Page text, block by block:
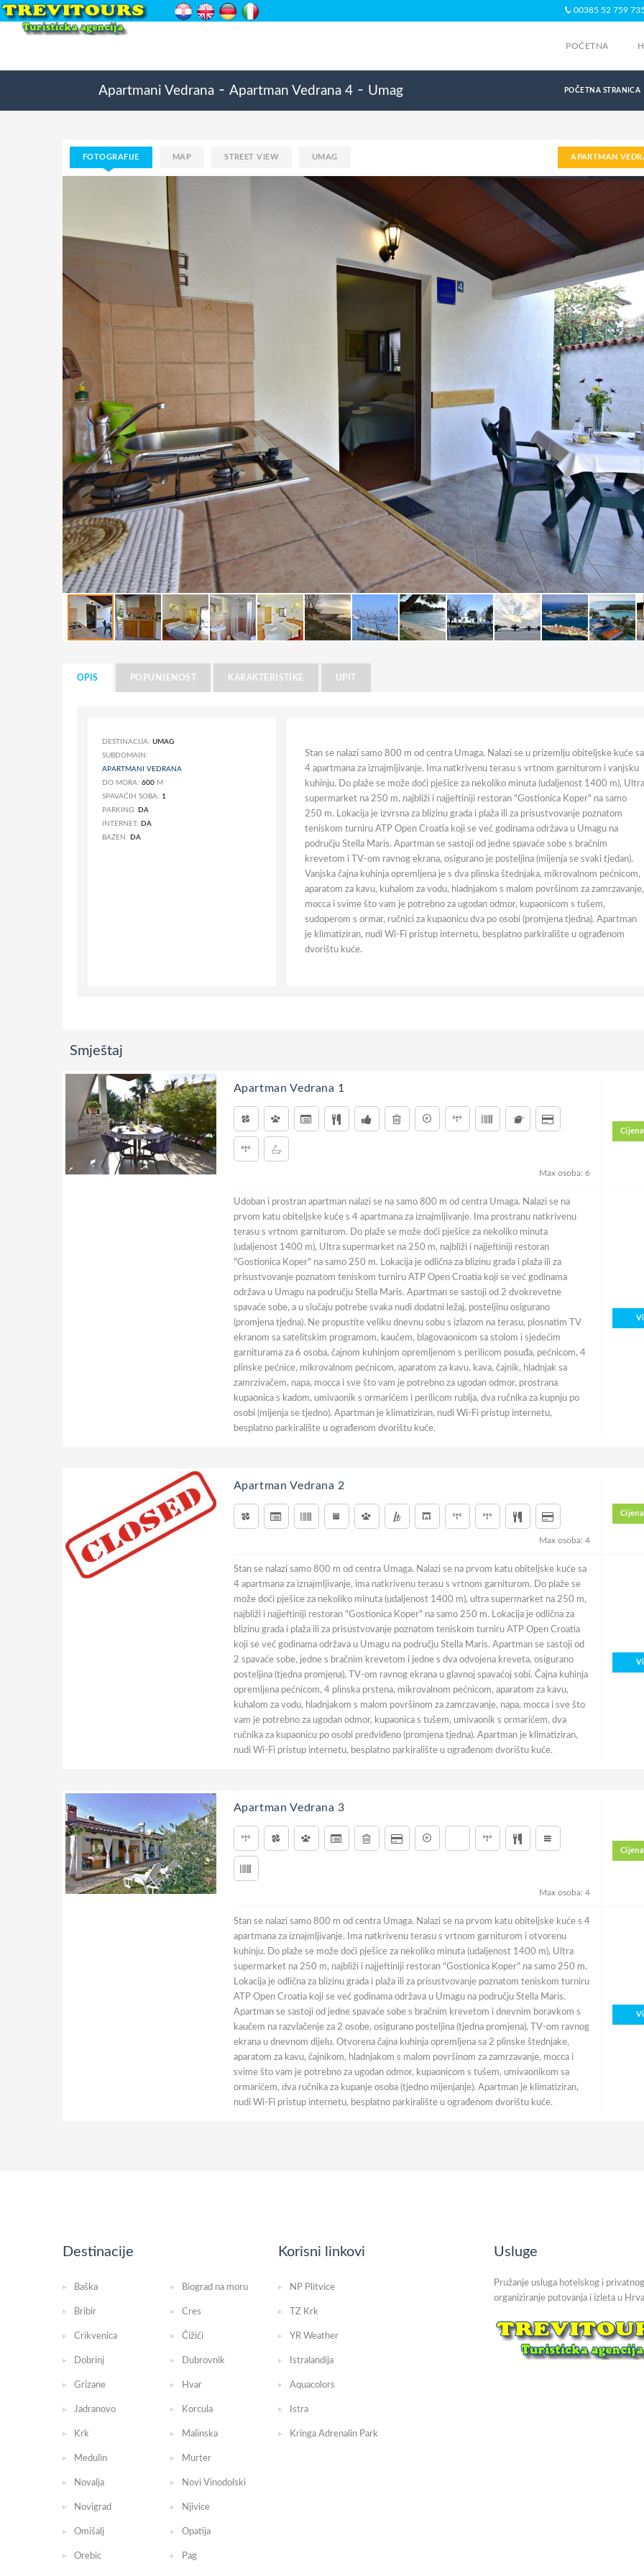
00385 52 759 735
POČETNA
Apartmani Vedrana - Apartman Vedrana 4 - Umag POČETNA STRANICA
FOTOGRAFIJE MAP STREET VIEW UMAG APARTMAN
OPIS POPUNJENOST KARAKTERISTIKE UPIT
DESTINACIJA: UMAG
SUBDOMAIN:
APARTMANI VEDRANA
DO MORA: 600 M
SPAVAĆIH SOBA: 1
PARKING: DA
INTERNET: DA
BAZEN: DA
Stan se nalazi samo 800 m od centra Umaga. Nalazi se u prizemlju obiteljske kuće sa
4 apartmana za iznajmljivanje. Ima natkrivenu terasu s vrtnom garniturom i vanjsku
kuhinju. Do plaže se može doći pješice za nekoliko minuta (udaljenost 1400 m), Ultra
supermarket na 250 m, najbliži i najjeftiniji restoran "Gostionica Koper" na samo
250 m. Lokacija je izvrsna za blizinu grada i plaža ili za prisustvovanje poznatom
teniskom turniru ATP Open Croatia koji se već godinama održava u Umagu na
području Stella Maris. Apartman se sastoji od jedne spavaće sobe s bračnim
krevetom i TV-om ravnog ekrana, osigurano je posteljina (mijenja se svaki tjedan).
Vanjska čajna kuhinja opremljena je s dva plinska štednjaka, mikrovalnom pećnicom,
aparatom za kavu, kuhalom za vodu, hladnjakom s malom površinom za zamrzavanje,
mocca i svime što vam je potrebno za ugodan odmor, kupaonicom s tušem,
sudoperom s ormar, ručnici za kupaonicu dva po osobi (promjena tjedna). Apartman
je klimatiziran, nudi Wi-Fi pristup internetu, besplatno parkiralište u ograđenom
dvorištu kuće.
Smještaj
Apartman Vedrana 1
Max osoba: 6
Udoban i prostran apartman nalazi se na samo 800 m od centra Umaga. Nalazi se na
prvom katu obiteljske kuće s 4 apartmana za iznajmljivanje. Ima prostranu natkrivenu
terasu s vrtnom garniturom. Do plaže se može doći pješice za nekoliko minuta
(udaljenost 1400 m), Ultra supermarket na 250 m, najbliži i najjeftiniji restoran
"Gostionica Koper" na samo 250 m. Lokacija je odlična za blizinu grada i plaža ili za
prisustvovanje poznatom teniskom turniru ATP Open Croatia koji se već godinama
održava u Umagu na području Stella Maris. Apartman se sastoji od 2 dvokrevetne
spavaće sobe, a u slučaju potrebe svaka nudi dodatni ležaj, posteljinu osigurano
(promjena tjedna). Ne propustite veliku dnevnu sobu s izlazom na terasu, plosnatim TV
ekranom sa satelitskim programom, kaučem, blagovaonicom sa stolom i sjedećim
garniturama za 6 osoba, čajnom kuhinjom opremljenom s perilicom posuđa, pećnicom, 4
plinske pećnice, mikrovalnom pećnicom, aparatom za kavu. kava, čajnik, hladnjak sa
zamrzivačem, napa, mocca i sve što vam je potrebno za ugodan odmor, prostrana
kupaonica s kadom, umivaonik s ormarićem i perilicom rublja, dva ručnika za kupnju po
osobi (mijenja se tjedno). Apartman je klimatiziran, nudi Wi-Fi pristup internetu,
besplatno parkiralište u ograđenom dvorištu kuće.
Apartman Vedrana 2
Max osoba: 4
Stan se nalazi samo 800 m od centra Umaga. Nalazi se na prvom katu obiteljske kuće sa
4 apartmana za iznajmljivanje, ima natkrivenu terasu s vrtnom garniturom. Do plaže se
može doći pješice za nekoliko minuta (udaljenost 1400 m), ultra supermarket na 250 m,
najbliži i najjeftiniji restoran "Gostionica Koper" na samo 250 m. Lokacija je odlična za
blizinu grada i plaža ili za prisustvovanje poznatom teniskom turniru ATP Open Croatia
koji se već godinama održava u Umagu na području Stella Maris. Apartman se sastoji od
2 spavaće sobe, jedne s bračnim krevetom i jedne s dva odvojena kreveta, osigurano
posteljina (tjedna promjena), TV-om ravnog ekrana u glavnoj spavaćoj sobi. Čajna kuhinja
opremljena pećnicom, 4 plinska prstena, mikrovalnom pećnicom, aparatom za kavu,
kuhalom za vodu, hladnjakom s malom površinom za zamrzavanje, napa, mocca i sve što
vam je potrebno za ugodan odmor, kupaonica s tušem, umivaonik s ormarićem, dva
ručnika za kupaonicu po osobi predviđeno (promjena tjedna). Apartman je klimatiziran,
nudi Wi-Fi pristup internetu, besplatno parkiralište u ograđenom dvorištu kuće.
Apartman Vedrana 3
Max osoba: 4
Stan se nalazi samo 800 m od centra Umaga. Nalazi se na prvom katu obiteljske kuće s 4
apartmana za iznajmljivanje. Ima natkrivenu terasu s vrtnom garniturom i otvorenu
kuhinju. Do plaže se može doći pješice za nekoliko minuta (udaljenost 1400 m), Ultra
supermarket na 250 m, najbliži i najjeftiniji restoran "Gostionica Koper" na samo 250 m.
Lokacija je odlična za blizinu grada i plaža ili za prisustvovanje poznatom teniskom turniru
ATP Open Croatia koji se već godinama održava u Umagu na području Stella Maris.
Apartman se sastoji od jedne spavaće sobe s bračnim krevetom i dnevnim boravkom s
kaučem na razvlačenje za 2 osobe, osigurano posteljina (tjedna promjena), TV-om ravnog
ekrana u dnevnom dijelu. Otvorena čajna kuhinja opremljena sa 2 plinske štednjake,
aparatom za kavu, čajnikom, hladnjakom s malom površinom za zamrzavanje, mocca i
svime što vam je potrebno za ugodan odmor, kupaonicom s tušem, umivaonikom sa
ormarićem, dva ručnika za kupanje osoba (tjedno mijenjanje). Apartman je klimatiziran,
nudi Wi-Fi pristup internetu, besplatno parkiralište u ograđenom dvorištu kuće.
Destinacije
Baška Biograd na moru
Bribir Cres
Crikvenica Čižići
Dobrinj Dubrovnik
Grizane Hvar
Jadranovo Korcula
Krk Malinska
Medulin Murter
Novalja Novi Vinodolski
Novigrad Njivice
Omišalj Opatija
Orebic Pag
Korisni linkovi
NP Plitvice
TZ Krk
YR Weather
Istralandija
Aquacolors
Istra
Kringa Adrenalin Park
Usluge
Pružanje usluga hotelskog i
organiziranje putovanja i izleta u